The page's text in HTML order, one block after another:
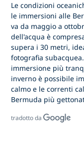
Le condizioni
le immersioni alle
va da maggio a
dell'acqua è
supera i 30 metri,
fotografia
immersione più
inverno è possibile
calmo e le correnti
Bermuda più
tradotto da